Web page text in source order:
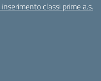
classi prime a.s.